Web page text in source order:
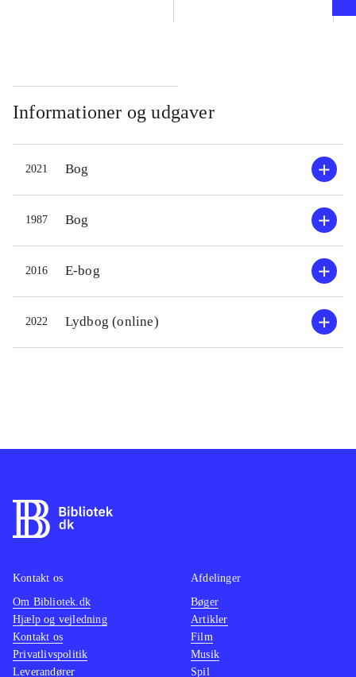
Informationer og udgaver
2021 Bog
1987 Bog
2016 E-bog
2022 Lydbog (online)
Kontakt os
Om Bibliotek.dk
Hjælp og vejledning
Kontakt os
Privatlivspolitik
Leverandører
Afdelinger
Bøger
Artikler
Film
Musik
Spil